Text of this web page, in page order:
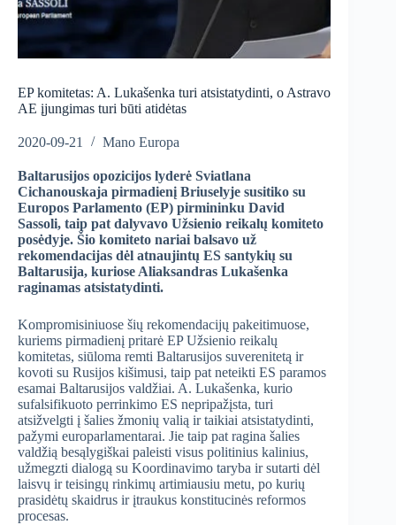
EP komitetas: A. Lukašenka turi atsistatydinti, o Astravo
AE įjungimas turi būti atidėtas
2020-09-21 Mano Europa
Baltarusijos opozicijos lyderė Sviatlana
Cichanouskaja pirmadienį Briuselyje susitiko su
Europos Parlamento (EP) pirmininku David
Sassoli, taip pat dalyvavo Užsienio reikalų komiteto
posėdyje. Šio komiteto nariai balsavo už
rekomendacijas dėl atnaujintų ES santykių su
Baltarusija, kuriose Aliaksandras Lukašenka
raginamas atsistatydinti.
Kompromisiniuose šių rekomendacijų pakeitimuose,
kuriems pirmadienį pritarė EP Užsienio reikalų
komitetas, siūloma remti Baltarusijos suverenitetą ir
kovoti su Rusijos kišimusi, taip pat neteikti ES paramos
esamai Baltarusijos valdžiai. A. Lukašenka, kurio
sufalsifikuoto perrinkimo ES nepripažįsta, turi
atsižvelgti į šalies žmonių valią ir taikiai atsistatydinti,
pažymi europarlamentarai. Jie taip pat ragina šalies
valdžią besąlygiškai paleisti visus politinius kalinius,
užmegzti dialogą su Koordinavimo taryba ir sutarti dėl
laisvų ir teisingų rinkimų artimiausiu metu, po kurių
prasidėtų skaidrus ir įtraukus konstitucinės reformos
procesas.